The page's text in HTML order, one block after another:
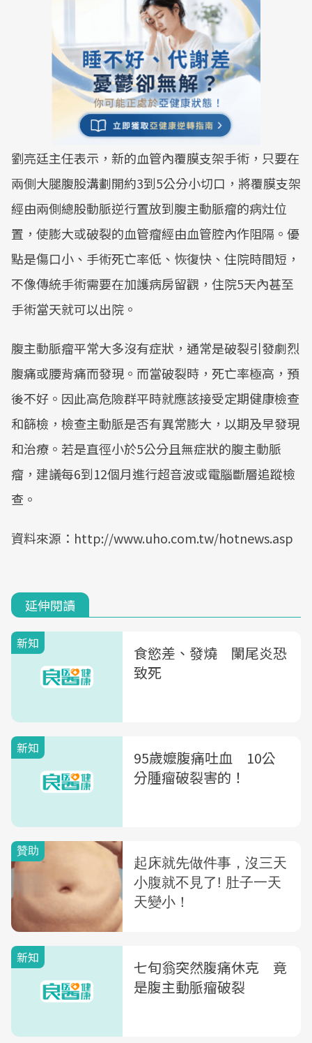
劉亮廷主任表示，新的血管內覆膜支架手術，只要在
兩側大腿腹股溝劃開約3到5公分小切口，將覆膜支架
經由兩側總股動脈逆行置放到腹主動脈瘤的病灶位
置，使膨大或破裂的血管瘤經由血管腔內作阻隔。優
點是傷口小、手術死亡率低、恢復快、住院時間短，
不像傳統手術需要在加護病房留觀，住院5天內甚至
手術當天就可以出院。
腹主動脈瘤平常大多沒有症狀，通常是破裂引發劇烈
腹痛或腰背痛而發現。而當破裂時，死亡率極高，預
後不好。因此高危險群平時就應該接受定期健康檢查
和篩檢，檢查主動脈是否有異常膨大，以期及早發現
和治療。若是直徑小於5公分且無症狀的腹主動脈
瘤，建議每6到12個月進行超音波或電腦斷層追蹤檢
查。
資料來源：http://www.uho.com.tw/hotnews.asp
延伸閱讀
新知
食慾差、發燒 闌尾炎恐
致死
新知
95歲嬤腹痛吐血 10公
分腫瘤破裂害的！
新知
七旬翁突然腹痛休克 竟
是腹主動脈瘤破裂